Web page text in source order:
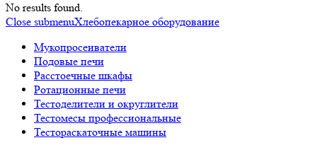
No results found.
Close submenuХлебопекарное оборудование
Мукопросеиватели
Подовые печи
Расстоечные шкафы
Ротационные печи
Тестоделители и округлители
Тестомесы профессиональные
Тестораскаточные машины